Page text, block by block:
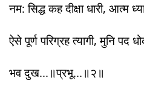
नम: सिद्ध कह दीक्षा धारी, आत्म
ऐसे पूर्ण परिग्रह त्यागी, मुनि पद
भव दुख...॥प्रभू...॥२॥